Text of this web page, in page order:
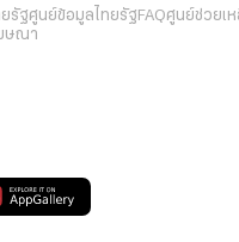
รัฐศูนย์ข้อมูลไทยรัฐFAQศูนย์ช่วยเ
ษณา